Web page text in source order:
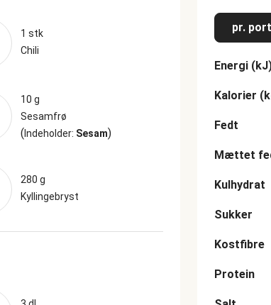
1 stk
Chili
10 g
Sesamfrø
(Indeholder: Sesam)
280 g
Kyllingebryst
pr.
Energi
Kalorier
Fedt
Mættet
Kulhydrat
Sukker
Kostfibre
Protein